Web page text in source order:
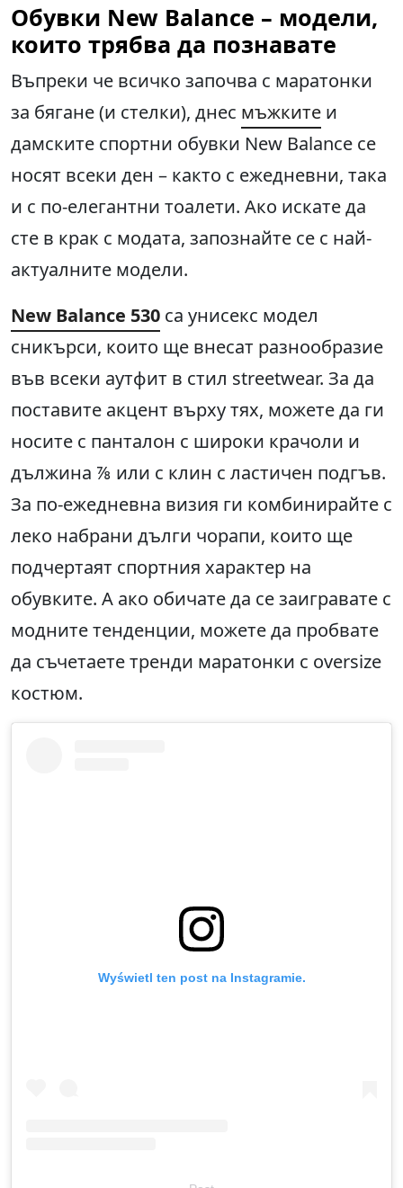
Обувки New Balance – модели,
които трябва да познавате
Въпреки че всичко започва с маратонки
за бягане (и стелки), днес мъжките и
дамските спортни обувки New Balance се
носят всеки ден – както с ежедневни, така
и с по-елегантни тоалети. Ако искате да
сте в крак с модата, запознайте се с най-
актуалните модели.
New Balance 530 са унисекс модел
сникърси, които ще внесат разнообразие
във всеки аутфит в стил streetwear. За да
поставите акцент върху тях, можете да ги
носите с панталон с широки крачоли и
дължина ⅞ или с клин с ластичен подгъв.
За по-ежедневна визия ги комбинирайте с
леко набрани дълги чорапи, които ще
подчертаят спортния характер на
обувките. А ако обичате да се заигравате с
модните тенденции, можете да пробвате
да съчетаете тренди маратонки с oversize
костюм.
Wyświetl ten post na Instagramie.